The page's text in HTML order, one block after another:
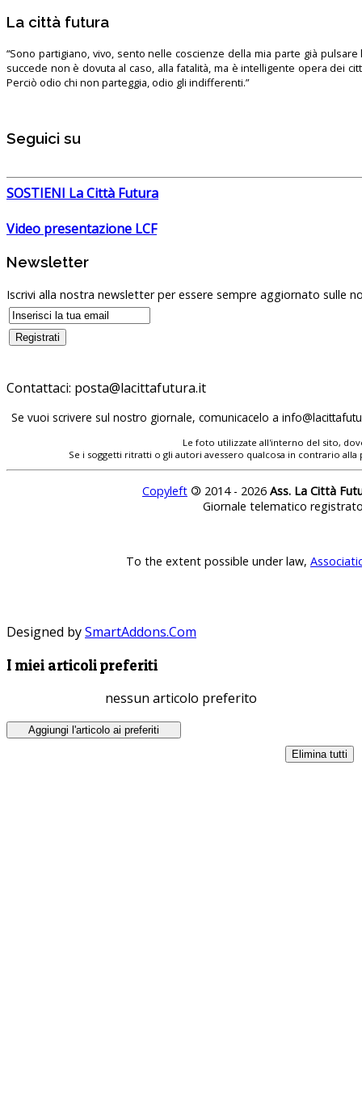
La città futura
“Sono partigiano, vivo, sento nelle coscienze della mia parte già pulsare
succede non è dovuta al caso, alla fatalità, ma è intelligente opera dei
Perciò odio chi non parteggia, odio gli indifferenti.”
Seguici su
SOSTIENI La Città Futura
Video presentazione LCF
Newsletter
Iscrivi alla nostra newsletter per essere sempre aggiornato sulle
Contattaci: posta@lacittafutura.it
Se vuoi scrivere sul nostro giornale, comunicacelo a
Le foto utilizzate all'interno del sito,
Se i soggetti ritratti o gli autori avessero qualcosa in contrario
Copyleft © 2014 - 2026 Ass. La Città
Giornale telematico
To the extent possible under law,
Designed bySmartAddons.Com
I miei articoli preferiti
nessun articolo preferito